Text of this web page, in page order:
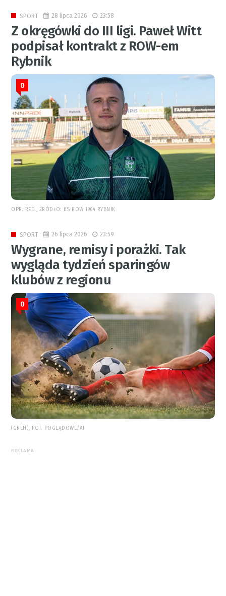
SPORT 28 lipca 2026 23:58
Z okręgówki do III ligi. Paweł Witt
podpisał kontrakt z ROW-em
Rybnik
0
OPR. RED., ŹRÓDŁO: KS ROW 1964 RYBNIK
SPORT 26 lipca 2026 23:59
Wygrane, remisy i porażki. Tak
wygląda tydzień sparingów
klubów z regionu
0
(GREH), FOT. POGLĄDOWE/AI
REKLAMA